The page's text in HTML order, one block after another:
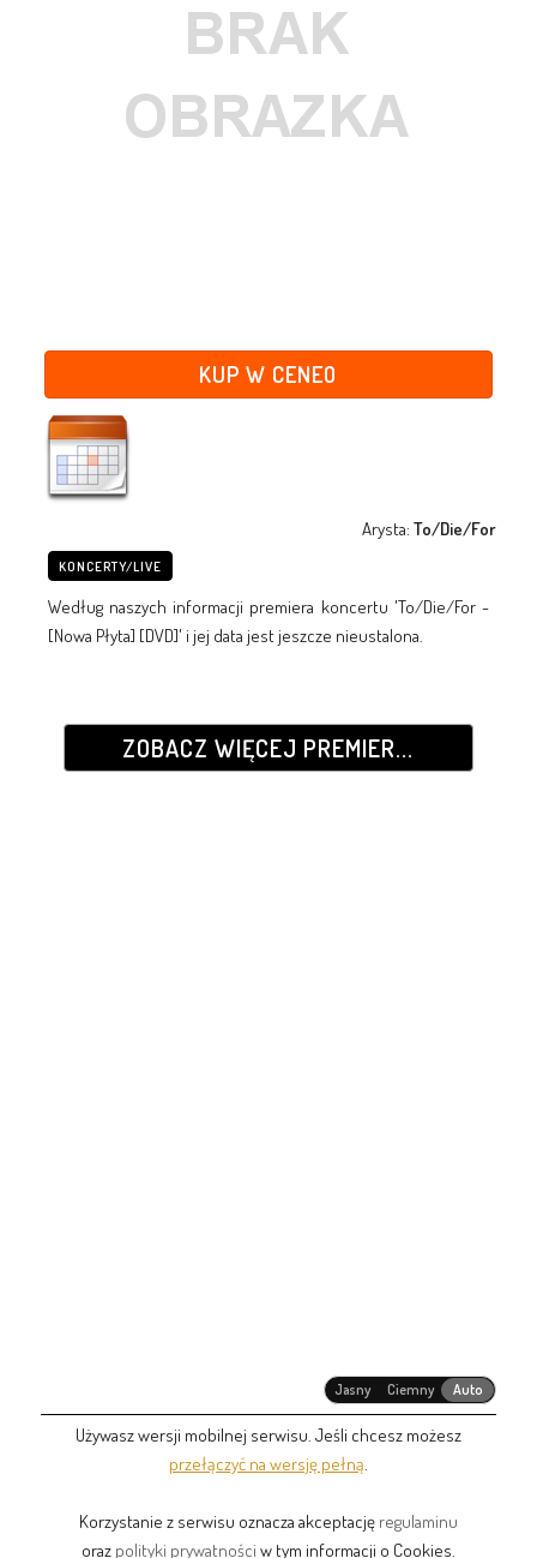
KUP W CENEO
Arysta:To/Die/For
KONCERTY/LIVE
Według naszych informacji premiera koncertu 'To/Die/For -
[Nowa Płyta] [DVD]' i jej data jest jeszcze nieustalona.
ZOBACZ WIĘCEJ PREMIER...
Jasny Ciemny Auto
Używasz wersji mobilnej serwisu. Jeśli chcesz możesz
przełączyć na wersję pełną
Korzystanie z serwisu oznacza akceptację regulaminu
oraz polityki prywatności w tym informacji o Cookies.